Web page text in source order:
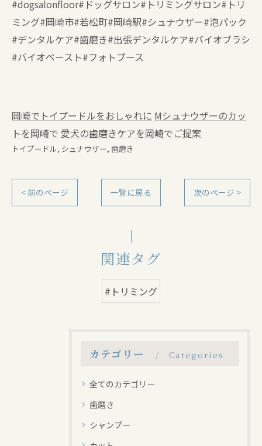
#dogsalonfloor#ドッグサロン#トリミングサロン#トリ
ミング#岡崎市#若松町#岡崎駅#シュナウザー#泡パック
#デンタルケア#歯磨き#出張デンタルケア#バイオブラシ
#バイオペースト#フォトブース
岡崎でトイプードルをおしゃれに Mシュナウザーのカッ
トを岡崎で 愛犬の歯磨きケアを岡崎でご提案
トイプードル シュナウザー 歯磨き
< 前のページ 一覧に戻る 次のページ >
関連タグ
#トリミング
カテゴリー Categories
全てのカテゴリー
歯磨き
シャンプー